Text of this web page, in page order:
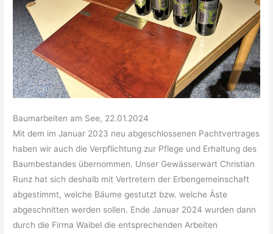
Baumarbeiten am See, 22.01.2024
Mit dem im Januar 2023 neu abgeschlossenen Pachtvertrages
haben wir auch die Verpflichtung zur Pflege und Erhaltung des
Baumbestandes übernommen. Unser Gewässerwart Christian
Runz hat sich deshalb mit Vertretern der Erbengemeinschaft
abgestimmt, welche Bäume gestutzt bzw. welche Äste
abgeschnitten werden sollen. Ende Januar 2024 wurden dann
durch die Firma Waibel die entsprechenden Arbeiten